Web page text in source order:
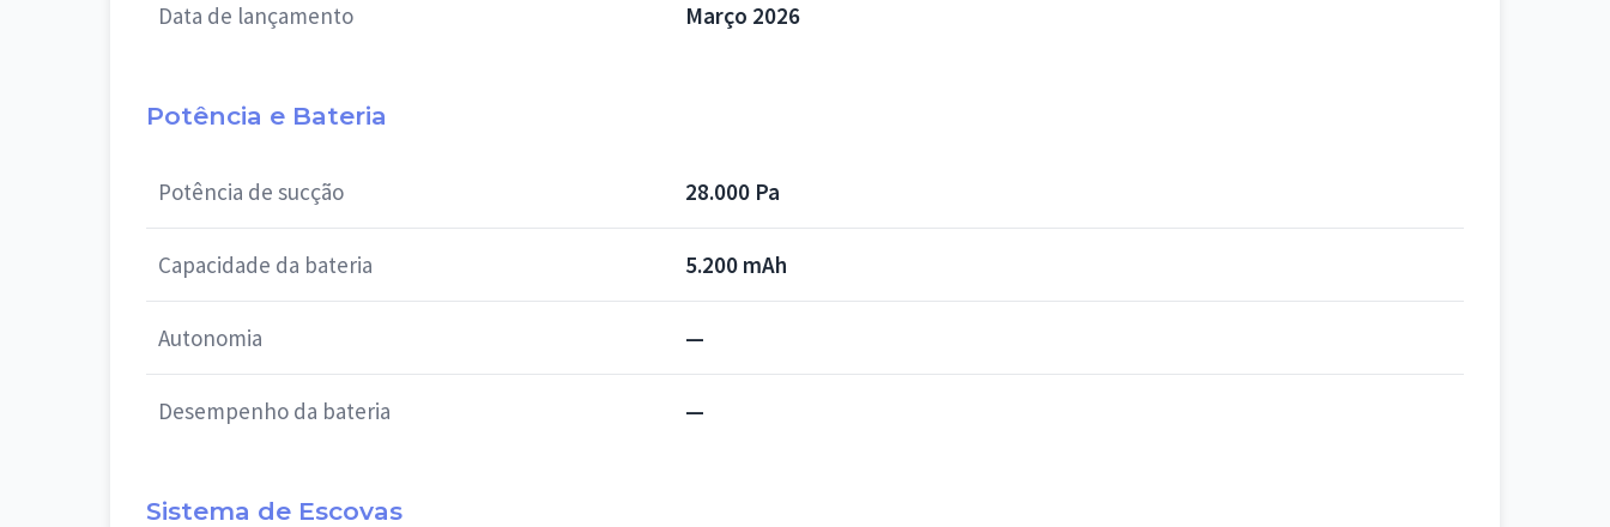
Data de lançamento Março 2026
Potência e Bateria
Potência de sucção 28.000 Pa
Capacidade da bateria 5.200 mAh
Autonomia —
Desempenho da bateria —
Sistema de Escovas